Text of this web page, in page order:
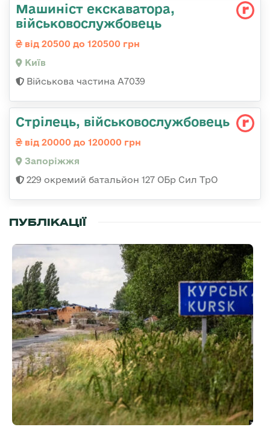
Машиніст екскаватора,
військовослужбовець
від 20500 до 120500 грн
Київ
Військова частина А7039
Стрілець, військовослужбовець
від 20000 до 120000 грн
Запоріжжя
229 окремий батальйон 127 ОБр Сил ТрО
ПУБЛІКАЦІЇ